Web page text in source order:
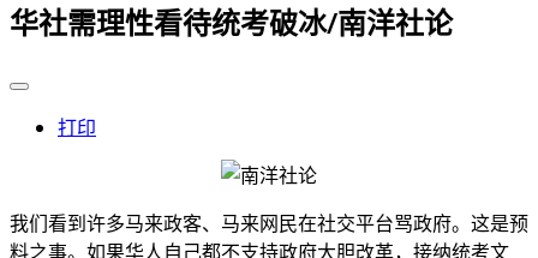
华社需理性看待统考破冰/南洋社论
打印
我们看到许多马来政客、马来网民在社交平台骂政府。这是预
料之事。 如果华人自己都不支持政府大胆改革，接纳统考文